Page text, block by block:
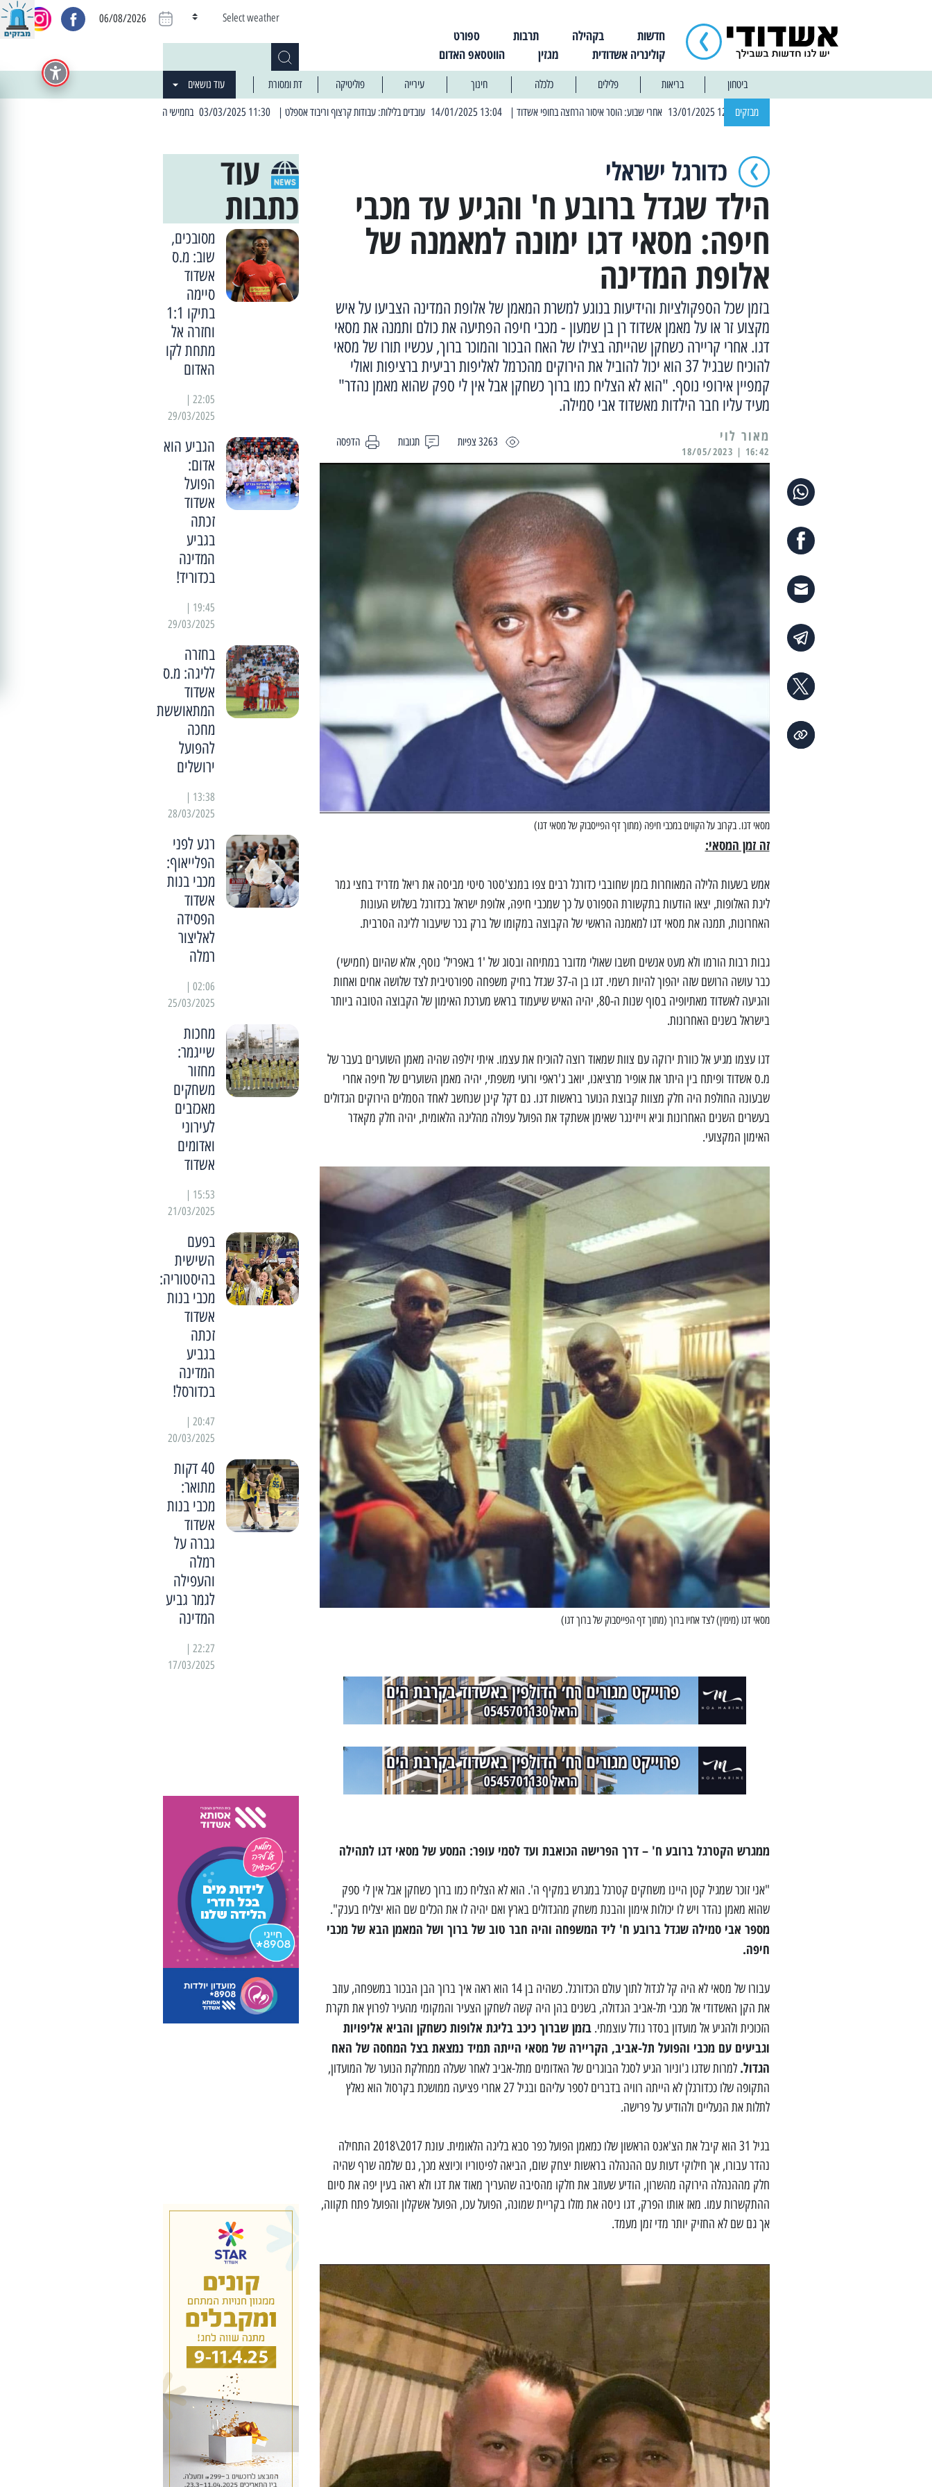
חדשות בקהילה תרבות
ספורט
קולינריה אשדודית
מגזין הווטסאפ האדום
Select weather
06/08/2026
ביטחון בריאות פלילים כלכלה חינוך עירייה פוליטיקה דת ומסורת עוד נושאים
מבזקים | 13:04 14/01/2025 עובדים בלילות: עבודות קרצוף וריבוד אספלט | 11:30 03/03/2025 בחמישי הקרוב: הרחובות בהם תהיה הפסקת חשמל יזומה
כדורגל ישראלי
הילד שגדל ברובע ח' והגיע עד מכבי
חיפה: מסאי דגו ימונה למאמנה של
אלופת המדינה
בזמן שכל הספקולציות והידיעות בנוגע למשרת המאמן של אלופת המדינה הצביעו על איש
מקצוע זר או על מאמן אשדוד רן בן שמעון - מכבי חיפה הפתיעה את כולם ותמנה את מסאי
דגו. אחרי קריירה כשחקן שהייתה בצילו של האח הבכור והמוכר ברוך, עכשיו תורו של מסאי
להוכיח שבגיל 37 הוא יכול להוביל את הירוקים מהכרמל לאליפות רביעית ברציפות ואולי
קמפיין אירופי נוסף. "הוא לא הצליח כמו ברוך כשחקן אבל אין לי ספק שהוא מאמן נהדר"
מעיד עליו חבר הילדות מאשדוד אבי סמילה.
3263 צפיות תגובות הדפסה מאור לוי
16:42 | 18/05/2023
מסאי דגו. בקרוב על הקווים במכבי חיפה (מתוך דף הפייסבוק של מסאי דגו)
זה זמן המסאי:
אמש בשעות הלילה המאוחרות בזמן שחובבי כדורגל רבים צפו במנצ'סטר סיטי מביסה את ריאל מדריד בחצי גמר
ליגת האלופות, יצאו הודעות בתקשורת הספורט על כך שמכבי חיפה, אלופת ישראל בכדורגל בשלוש העונות
האחרונות, תמנה את מסאי דגו למאמנה הראשי של הקבוצה במקומו של ברק בכר שיעבור לליגה הסרבית.
גבות רבות הורמו ולא מעט אנשים חשבו שאולי מדובר במתיחה ובסוג של '1 באפריל' נוסף, אלא שהיום (חמישי)
כבר עושה הרושם שזה יהפוך להיות רשמי. דגו בן ה-37 שגדל בחיק משפחה ספורטיבית לצד שלושה אחים ואחות
והגיעה לאשדוד מאתיופיה בסוף שנות ה-80, יהיה האיש שיעמוד בראש מערכת האימון של הקבוצה הטובה ביותר
בישראל בשנים האחרונות.
דגו עצמו מגיע אל כוורת ירוקה עם צוות שמאוד רוצה להוכיח את עצמו. איתי זילפה שהיה מאמן השוערים בעבר של
מ.ס אשדוד ופיתח בין היתר את אופיר מרציאנו, יואב ג'ראפי ורועי משפתי, יהיה מאמן השוערים של חיפה אחרי
שבעונה החולפת היה חלק מצוות קבוצת הנוער בראשות דגו. גם דקל קינן שנחשב לאחד הסמלים הירוקים הגדולים
בעשרים השנים האחרונות וגיא וייזינגר שאימן אשתקד את הפועל עפולה מהליגה הלאומית, יהיה חלק מקאדר
האימון המקצועי.
מסאי דגו (מימין) לצד אחיו ברוך (מתוך דף הפייסבוק של ברוך דגו)
ממגרש הקטרגל ברובע ח' – דרך הפרישה הכואבת ועד לסמי עופר: המסע של מסאי דגו לתהילה
"אני זוכר שמגיל קטן היינו משחקים קטרגל במגרש במקיף ה'. הוא לא הצליח כמו ברוך כשחקן אבל אין לי ספק
שהוא מאמן נהדר ויש לו יכולות אימון והבנת משחק מהגדולים בארץ ואם יהיה לו את הכלים שם הוא יצליח בענק".
מספר אבי סמילה שגדל ברובע ח' ליד המשפחה והיה חבר טוב של ברוך ושל המאמן הבא של מכבי
חיפה.
עבורו של מסאי לא היה קל לגדול לתוך עולם הכדורגל. כשהיה בן 14 הוא ראה איך ברוך הבן הבכור במשפחה, עוזב
את הקן האשדודי אל מכבי תל-אביב הגדולה, בשנים בהן היה קשה לשחקן הצעיר והמקומי מהעיר לפרוץ את תקרת
הזכוכית ולהגיע אל מועדון בסדר גודל עוצמתי.בזמן שברוך כיכב בליגת אלופות כשחקן והביא אליפויות
וגביעים עם מכבי והפועל תל-אביב, הקריירה של מסאי הייתה תמיד נמצאת בצל המחסה של האח
הגדול. למרות שדגו ג'וניור הגיע לסגל הבוגרים של האדומים מתל-אביב לאחר שעלה ממחלקת הנוער של המועדון,
התקופה שלו ככדורגלן לא הייתה רוויה בדברים לספר עליהם ובגיל 27 אחרי פציעה ממושכת בקרסול הוא נאלץ
לתלות את הנעליים ולהודיע על פרישה.
בגיל 31 הוא קיבל את הצ'אנס הראשון שלו כמאמן הפועל כפר סבא בליגה הלאומית. עונת 2017\2018 התחילה
נהדר עבורו, אך חילוקי דעות עם ההנהלה בראשות יצחק שום, הביאה לפיטוריו וכיוצא מכך, גם שלמה שרף שהיה
חלק מההנהלה הירוקה מהשרון, הודיע שעוזב את חלקו מהסיבה שהעריך מאוד את דגו ולא ראה בעין יפה את סיום
ההתקשרות עמו. מאז אותו הפרק, דגו ניסה את מזלו בקריית שמונה, הפועל עכו, הפועל אשקלון והפועל פתח תקווה,
אך גם שם לא החזיק יותר מדי זמן מעמד.
עוד
כתבות
מסובכים,
שוב: מ.ס
אשדוד
סיימה
בתיקו 1:1
וחזרה אל
מתחת לקו
האדום
29/03/2025
הגביע הוא
אדום:
הפועל
אשדוד
זכתה
בגביע
המדינה
בכדוריד!
29/03/2025
בחזרה
לליגה: מ.ס
אשדוד
המתאוששת
מחכה
להפועל
ירושלים
28/03/2025
רגע לפני
הפלייאוף:
מכבי בנות
אשדוד
הפסידה
לאליצור
רמלה
25/03/2025
מחכות
שייגמר:
מחזור
משחקים
מאכזבים
לעירוני
ואדומים
אשדוד
21/03/2025
בפעם
השישית
בהיסטוריה:
מכבי בנות
אשדוד
זכתה
בגביע
המדינה
בכדורסל!
20/03/2025
40 דקות
מתואר:
מכבי בנות
אשדוד
גברה על
רמלה
והעפילה
לגמר גביע
המדינה
17/03/2025